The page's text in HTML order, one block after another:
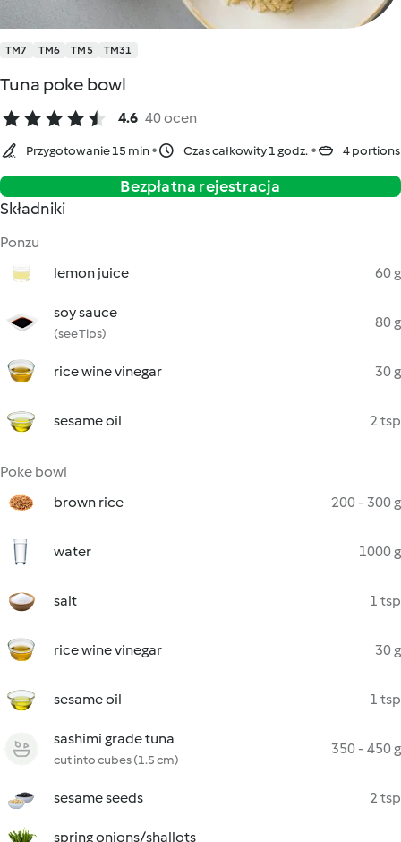
TM7 TM6 TM5 TM31
Tuna poke bowl
4.6 40 ocen
Przygotowanie 15 min Czas całkowity 1 godz. 4 portions
Bezpłatna rejestracja
Składniki
Ponzu
lemon juice
60 g
soy sauce
(see Tips)
80 g
rice wine vinegar 30 g
sesame oil 2 tsp
Poke bowl
brown rice
200 - 300 g
water 1000 g
salt 1 tsp
rice wine vinegar 30 g
sesame oil 1 tsp
sashimi grade tuna
cut into cubes (1.5 cm)
350 - 450 g
sesame seeds 2 tsp
spring onions/shallots